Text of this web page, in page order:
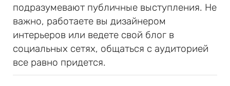
подразумевают публичные выступления. Не
важно, работаете вы дизайнером
интерьеров или ведете свой блог в
социальных сетях, общаться с аудиторией
все равно придется.